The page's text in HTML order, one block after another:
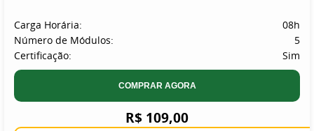
Carga Horária:
08h
Número de Módulos:
5
Certificação:
Sim
COMPRAR AGORA
R$ 109,00